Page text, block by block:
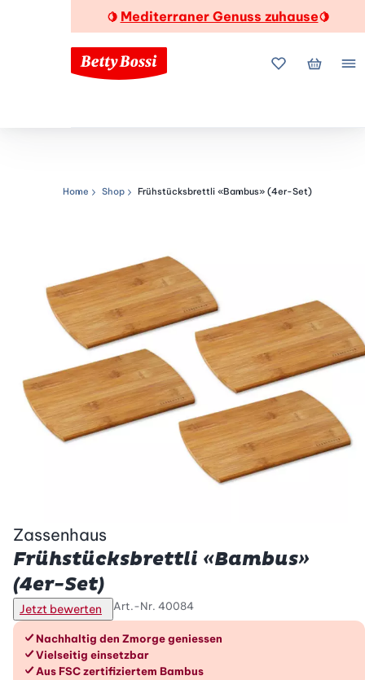
🍋 Mediterraner Genuss zuhause🍋
MeineMein
Navigationspfad
Home Shop Frühstücksbrettli «Bambus» (4er-Set)
Zassenhaus
Frühstücksbrettli «Bambus»
(4er-Set)
Jetzt bewerten Art.-Nr. 40084
Die Vorteile im Überblick
Nachhaltig den Zmorge geniessen
Vielseitig einsetzbar
Aus FSC zertifiziertem Bambus